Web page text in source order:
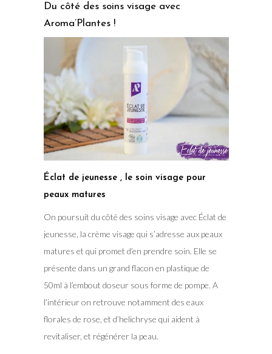
Du côté des soins visage avec
Aroma’Plantes !
Éclat de jeunesse , le soin visage pour
peaux matures
On poursuit du côté des soins visage avec Éclat de
jeunesse, la crème visage qui s’adresse aux peaux
matures et qui promet d’en prendre soin. Elle se
présente dans un grand flacon en plastique de
50ml à l’embout doseur sous forme de pompe. A
l’intérieur on retrouve notamment des eaux
florales de rose, et d’helichryse qui aident à
revitaliser, et régénérer la peau.